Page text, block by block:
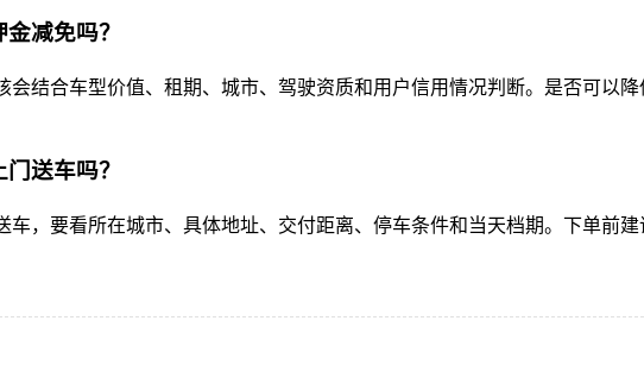
减免吗？
会结合车型价值、租期、城市、驾驶资质和用户信用情况判断。是否可以
送车吗？
车，要看所在城市、具体地址、交付距离、停车条件和当天档期。下单前